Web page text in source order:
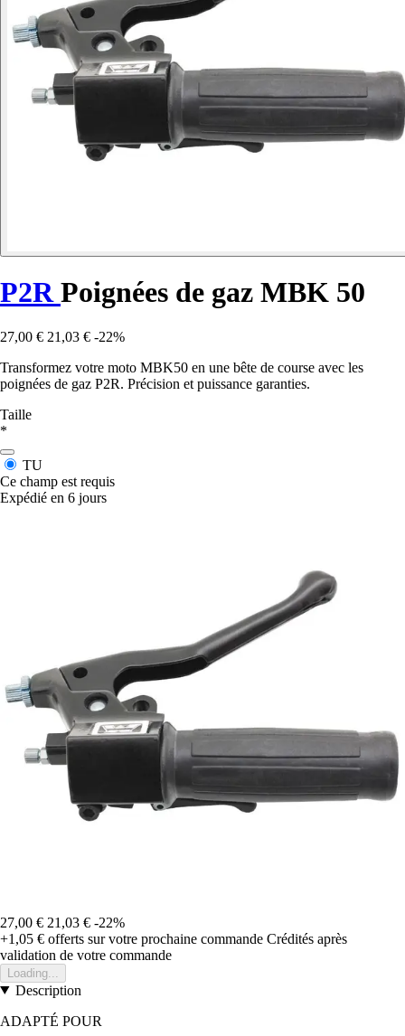
P2RPoignées de gaz MBK 50
27,00 € 21,03 € -22%
Transformez votre moto MBK50 en une bête de course avec les
poignées de gaz P2R. Précision et puissance garanties.
Taille
*
TU
Ce champ est requis
Expédié en 6 jours
27,00 € 21,03 € -22%
+1,05 € offerts sur votre prochaine commande Crédités après
validation de votre commande
Loading...
Description
ADAPTÉ POUR